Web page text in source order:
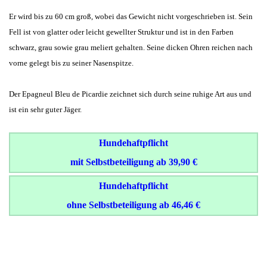
Er wird bis zu 60 cm groß, wobei das Gewicht nicht vorgeschrieben ist. Sein
Fell ist von glatter oder leicht gewellter Struktur und ist in den Farben
schwarz, grau sowie grau meliert gehalten. Seine dicken Ohren reichen nach
vorne gelegt bis zu seiner Nasenspitze.
Der Epagneul Bleu de Picardie zeichnet sich durch seine ruhige Art aus und
ist ein sehr guter Jäger.
Hundehaftpflicht
mit Selbstbeteiligung ab 39,90 €
Hundehaftpflicht
ohne Selbstbeteiligung ab 46,46 €